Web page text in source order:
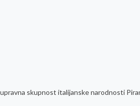
skupnost italijanske narodnosti